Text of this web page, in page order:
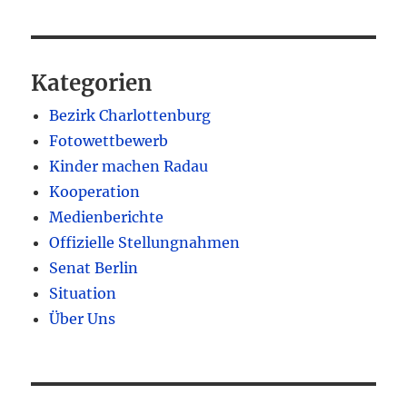
Kategorien
Bezirk Charlottenburg
Fotowettbewerb
Kinder machen Radau
Kooperation
Medienberichte
Offizielle Stellungnahmen
Senat Berlin
Situation
Über Uns